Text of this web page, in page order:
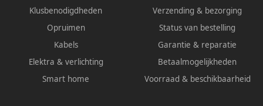
Klusbenodigdheden
Opruimen
Kabels
Elektra & verlichting
Smart home
Verzending & bezorging
Status van bestelling
Garantie & reparatie
Betaalmogelijkheden
Voorraad & beschikbaarheid